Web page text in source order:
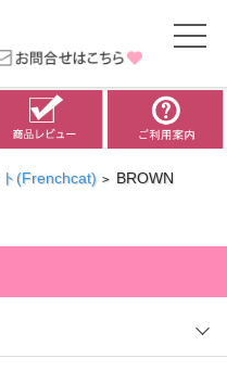
(Frenchcat) > BROWN